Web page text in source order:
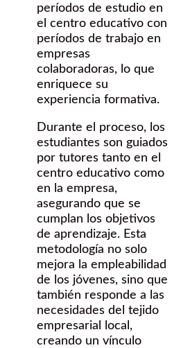
períodos de estudio en
el centro educativo con
períodos de trabajo en
empresas
colaboradoras, lo que
enriquece su
experiencia formativa.
Durante el proceso, los
estudiantes son guiados
por tutores tanto en el
centro educativo como
en la empresa,
asegurando que se
cumplan los objetivos
de aprendizaje. Esta
metodología no solo
mejora la empleabilidad
de los jóvenes, sino que
también responde a las
necesidades del tejido
empresarial local,
creando un vínculo